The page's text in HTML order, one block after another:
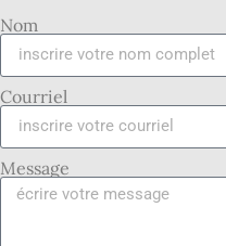
Nom
Courriel
Message